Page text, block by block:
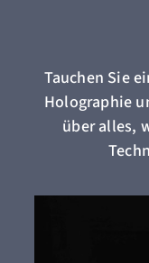
Tauchen Sie
Holographie
über alles,